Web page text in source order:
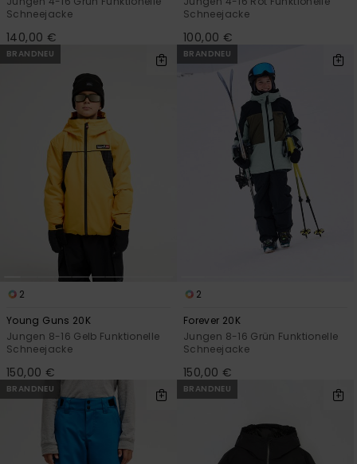
Schneejacke
140,00 €
Schneejacke
100,00 €
BRANDNEU
2
Young Guns 20K
Jungen 8-16 Gelb Funktionelle
Schneejacke
150,00 €
BRANDNEU
2
Forever 20K
Jungen 8-16 Grün Funktionelle
Schneejacke
150,00 €
BRANDNEU BRANDNEU